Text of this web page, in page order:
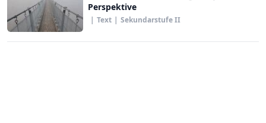
Perspektive
| Text | Sekundarstufe II